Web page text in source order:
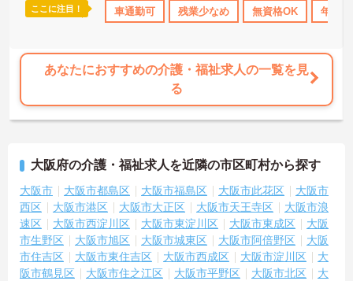
資格取得サポート 研修制度あり 社会保険完備 交通費支給
経験を通じて、あなたの成長をしっかりサポートしていきます。
ここに注目！ 車通勤可 残業少なめ 無資格OK 年間
あなたにおすすめの介護・福祉求人の一覧を見
る
大阪府の介護・福祉求人を近隣の市区町村から探す
大阪市 大阪市都島区 大阪市福島区 大阪市此花区
大阪市
西区
大阪市港区 大阪市大正区 大阪市天王寺区
大阪市浪
速区
大阪市西淀川区 大阪市東淀川区 大阪市東成区
大阪
市生野区
大阪市旭区 大阪市城東区 大阪市阿倍野区
大阪
市住吉区
大阪市東住吉区 大阪市西成区 大阪市淀川区
大
阪市鶴見区
大阪市住之江区 大阪市平野区 大阪市北区
大